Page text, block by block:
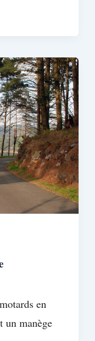
en
un manège